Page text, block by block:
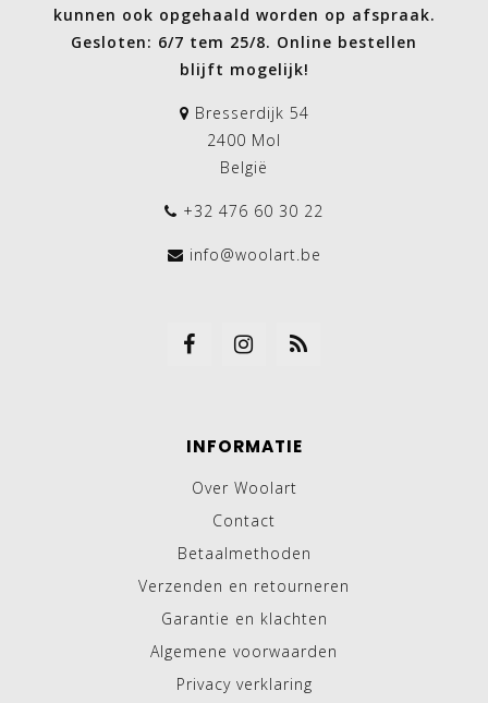
kunnen ook opgehaald worden op afspraak.
Gesloten: 6/7 tem 25/8. Online bestellen
blijft mogelijk!
Bresserdijk 54
2400 Mol
België
+32 476 60 30 22
info@woolart.be
INFORMATIE
Over Woolart
Contact
Betaalmethoden
Verzenden en retourneren
Garantie en klachten
Algemene voorwaarden
Privacy verklaring